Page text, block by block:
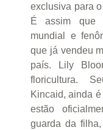
exclusiva para
É assim que
mundial e
que já vendeu
país. Lily
floricultura.
Kincaid, ainda
estão
guarda da